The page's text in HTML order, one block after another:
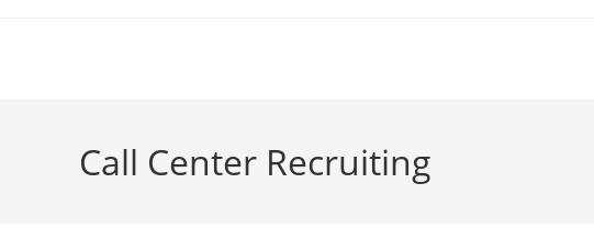
Call Center Recruiting